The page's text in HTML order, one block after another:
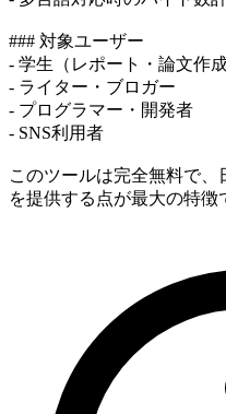
### 対象ユーザー
- 学生（レポート・論文作成
- ライター・ブロガー
- プログラマー・開発者
- SNS利用者
このツールは完全無料で
を提供する点が最大の特徴